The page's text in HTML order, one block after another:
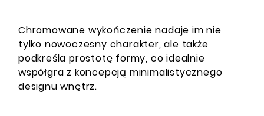
Chromowane wykończenie nadaje im nie
tylko nowoczesny charakter, ale także
podkreśla prostotę formy, co idealnie
współgra z koncepcją minimalistycznego
designu wnętrz.